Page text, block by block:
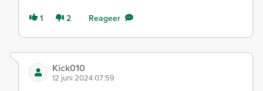
1 2 Reageer
Kick010
12 juni 2024 07:59